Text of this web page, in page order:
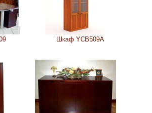
Шкаф YCB509A